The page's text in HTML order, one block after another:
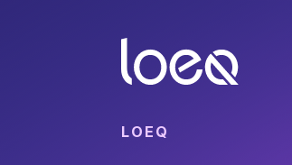
LOEQ